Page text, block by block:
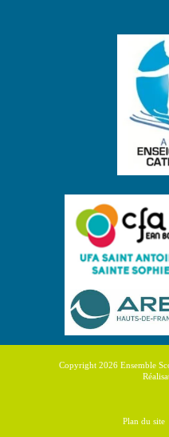
Copyright 2026 Ensemble
Plan du site